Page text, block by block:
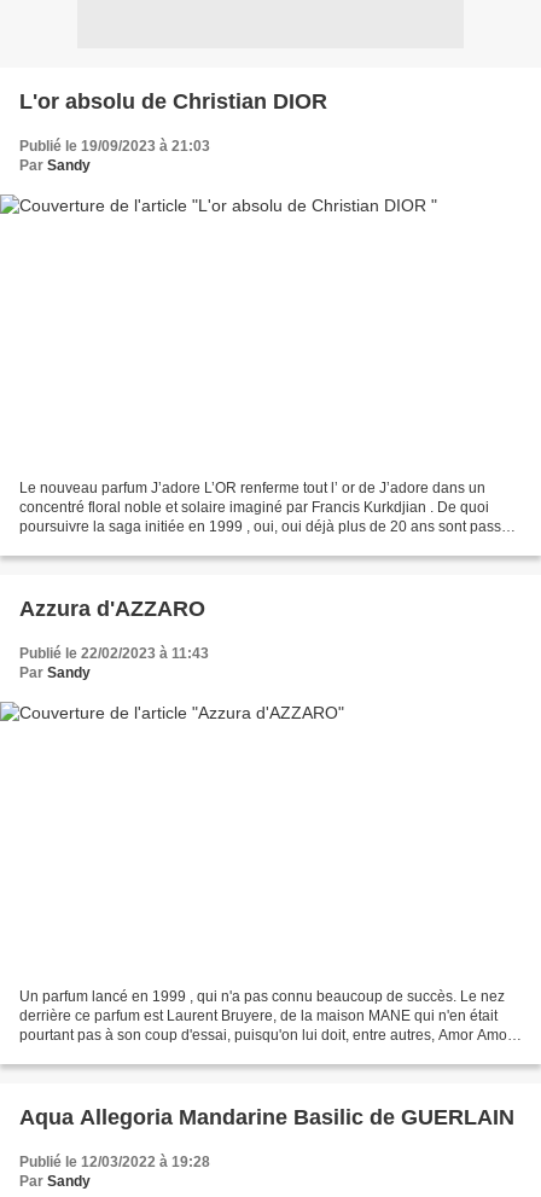
L'or absolu de Christian DIOR
Publié le 19/09/2023 à 21:03
Par Sandy
Le nouveau parfum J’adore L’OR renferme tout l’ or de J’adore dans un
concentré floral noble et solaire imaginé par Francis Kurkdjian . De quoi
poursuivre la saga initiée en 1999 , oui, oui déjà plus de 20 ans sont passés!
Azzura d'AZZARO
Publié le 22/02/2023 à 11:43
Par Sandy
Un parfum lancé en 1999 , qui n'a pas connu beaucoup de succès. Le nez
derrière ce parfum est Laurent Bruyere, de la maison MANE qui n'en était
pourtant pas à son coup d'essai, puisqu'on lui doit, entre autres, Amor Amor
Aqua Allegoria Mandarine Basilic de GUERLAIN
Publié le 12/03/2022 à 19:28
Par Sandy